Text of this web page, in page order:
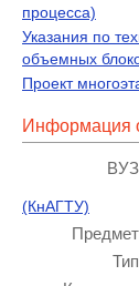
процесса)
Указания по
объемных
Проект
Информация
(КнАГТУ)